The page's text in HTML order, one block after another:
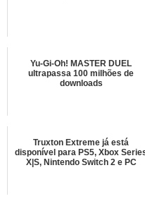
Yu-Gi-Oh! MASTER DUEL
ultrapassa 100 milhões de
downloads
Truxton Extreme já está
disponível para PS5, Xbox
X|S, Nintendo Switch 2 e PC